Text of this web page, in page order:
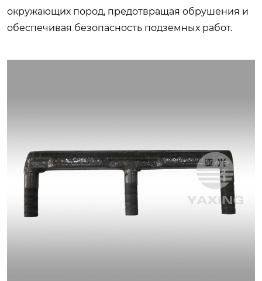
окружающих пород, предотвращая обрушения и
обеспечивая безопасность подземных работ.